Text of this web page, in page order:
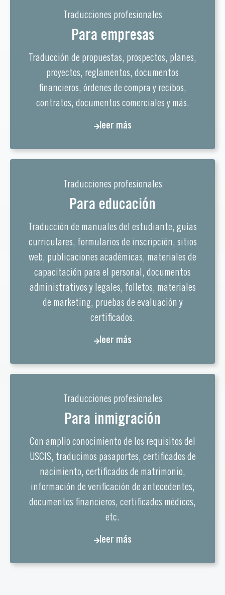
Traducciones profesionales
Para empresas
Traducción de propuestas, prospectos, planes,
proyectos, reglamentos, documentos
financieros, órdenes de compra y recibos,
contratos, documentos comerciales y más.
leer más
Traducciones profesionales
Para educación
Traducción de manuales del estudiante, guías
curriculares, formularios de inscripción, sitios
web, publicaciones académicas, materiales de
capacitación para el personal, documentos
administrativos y legales, folletos, materiales
de marketing, pruebas de evaluación y
certificados.
leer más
Traducciones profesionales
Para inmigración
Con amplio conocimiento de los requisitos del
USCIS, traducimos pasaportes, certificados de
nacimiento, certificados de matrimonio,
información de verificación de antecedentes,
documentos financieros, certificados médicos,
etc.
leer más